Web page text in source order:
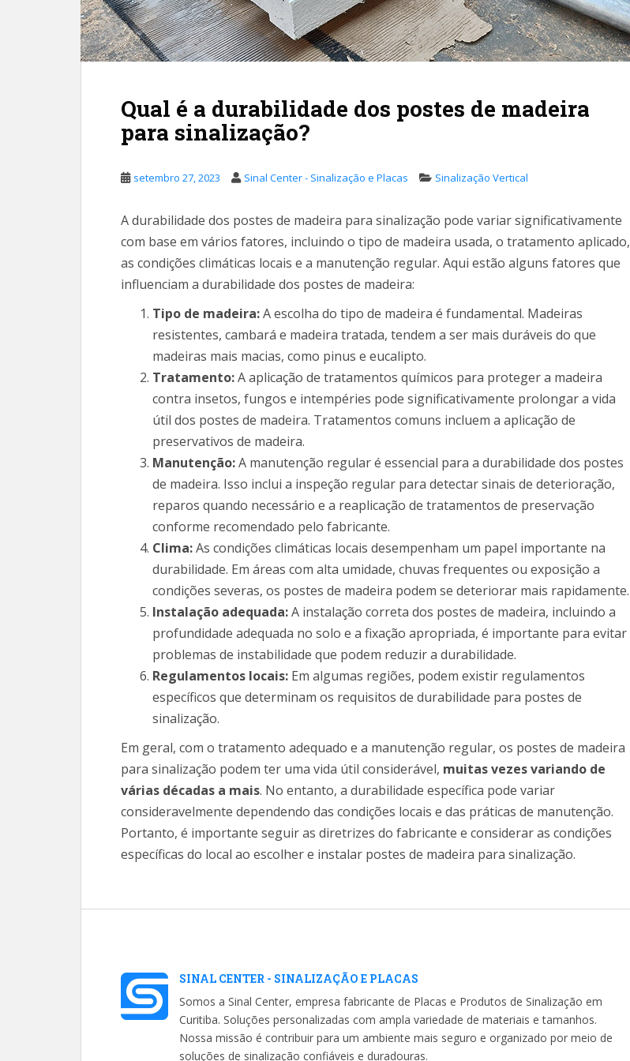
Qual é a durabilidade dos postes de madeira
para sinalização?
setembro 27, 2023 Sinal Center - Sinalização e Placas Sinalização Vertical
A durabilidade dos postes de madeira para sinalização pode variar significativamente
com base em vários fatores, incluindo o tipo de madeira usada, o tratamento aplicado,
as condições climáticas locais e a manutenção regular. Aqui estão alguns fatores que
influenciam a durabilidade dos postes de madeira:
Tipo de madeira:A escolha do tipo de madeira é fundamental. Madeiras
resistentes, cambará e madeira tratada, tendem a ser mais duráveis do que
madeiras mais macias, como pinus e eucalipto.
Tratamento:A aplicação de tratamentos químicos para proteger a madeira
contra insetos, fungos e intempéries pode significativamente prolongar a vida
útil dos postes de madeira. Tratamentos comuns incluem a aplicação de
preservativos de madeira.
Manutenção:A manutenção regular é essencial para a durabilidade dos postes
de madeira. Isso inclui a inspeção regular para detectar sinais de deterioração,
reparos quando necessário e a reaplicação de tratamentos de preservação
conforme recomendado pelo fabricante.
Clima:As condições climáticas locais desempenham um papel importante na
durabilidade. Em áreas com alta umidade, chuvas frequentes ou exposição a
condições severas, os postes de madeira podem se deteriorar mais rapidamente.
Instalação adequada:A instalação correta dos postes de madeira, incluindo a
profundidade adequada no solo e a fixação apropriada, é importante para evitar
problemas de instabilidade que podem reduzir a durabilidade.
Regulamentos locais: Em algumas regiões, podem existir regulamentos
específicos que determinam os requisitos de durabilidade para postes de
sinalização.
Em geral, com o tratamento adequado e a manutenção regular, os postes de madeira
para sinalização podem ter uma vida útil considerável, muitas vezes variando de
várias décadas a mais. No entanto, a durabilidade específica pode variar
consideravelmente dependendo das condições locais e das práticas de manutenção.
Portanto, é importante seguir as diretrizes do fabricante e considerar as condições
específicas do local ao escolher e instalar postes de madeira para sinalização.
SINAL CENTER - SINALIZAÇÃO E PLACAS
Somos a Sinal Center, empresa fabricante de Placas e Produtos de Sinalização em
Curitiba. Soluções personalizadas com ampla variedade de materiais e tamanhos.
Nossa missão é contribuir para um ambiente mais seguro e organizado por meio de
soluções de sinalização confiáveis e duradouras.